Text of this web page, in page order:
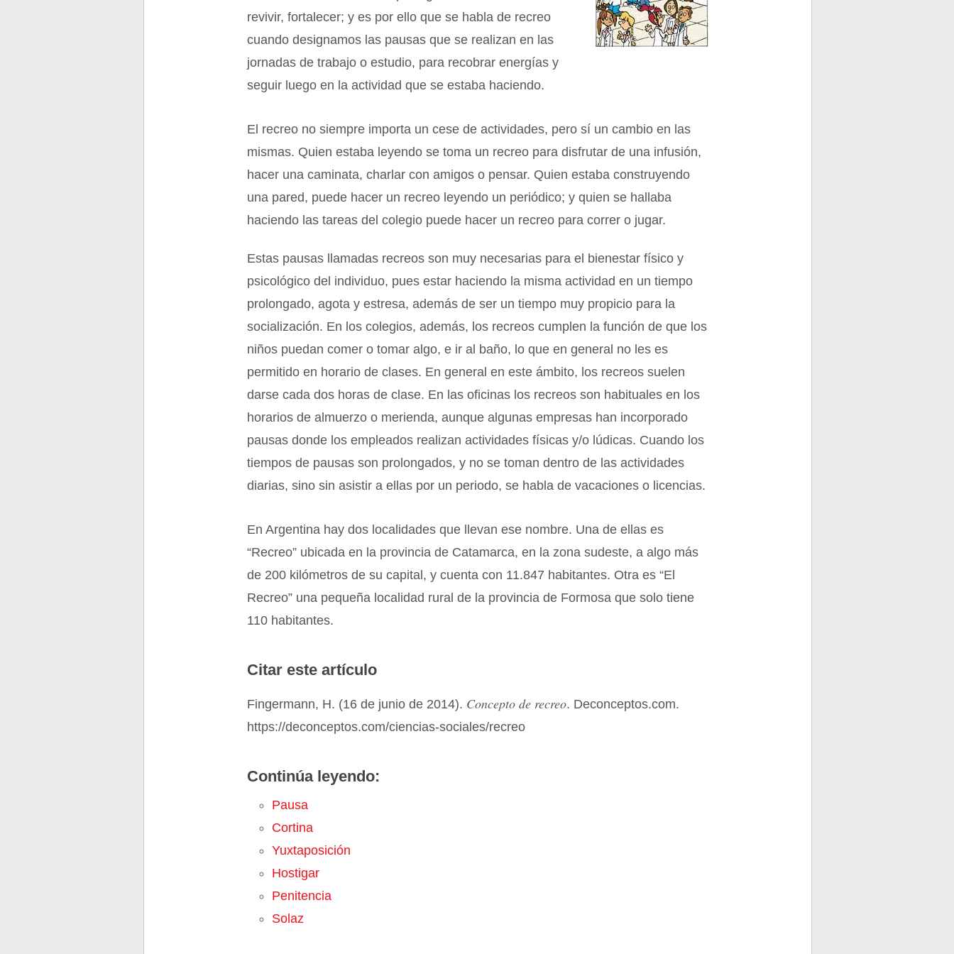
revivir, fortalecer; y es por ello que se habla de recreo
cuando designamos las pausas que se realizan en las
jornadas de trabajo o estudio, para recobrar energías y
seguir luego en la actividad que se estaba haciendo.
El recreo no siempre importa un cese de actividades, pero sí un cambio en las
mismas. Quien estaba leyendo se toma un recreo para disfrutar de una infusión,
hacer una caminata, charlar con amigos o pensar. Quien estaba construyendo
una pared, puede hacer un recreo leyendo un periódico; y quien se hallaba
haciendo las tareas del colegio puede hacer un recreo para correr o jugar.
Estas pausas llamadas recreos son muy necesarias para el bienestar físico y
psicológico del individuo, pues estar haciendo la misma actividad en un tiempo
prolongado, agota y estresa, además de ser un tiempo muy propicio para la
socialización. En los colegios, además, los recreos cumplen la función de que los
niños puedan comer o tomar algo, e ir al baño, lo que en general no les es
permitido en horario de clases. En general en este ámbito, los recreos suelen
darse cada dos horas de clase. En las oficinas los recreos son habituales en los
horarios de almuerzo o merienda, aunque algunas empresas han incorporado
pausas donde los empleados realizan actividades físicas y/o lúdicas. Cuando los
tiempos de pausas son prolongados, y no se toman dentro de las actividades
diarias, sino sin asistir a ellas por un periodo, se habla de vacaciones o licencias.
En Argentina hay dos localidades que llevan ese nombre. Una de ellas es
“Recreo” ubicada en la provincia de Catamarca, en la zona sudeste, a algo más
de 200 kilómetros de su capital, y cuenta con 11.847 habitantes. Otra es “El
Recreo” una pequeña localidad rural de la provincia de Formosa que solo tiene
110 habitantes.
Citar este artículo
Fingermann, H. (16 de junio de 2014). Concepto de recreo. Deconceptos.com.
https://deconceptos.com/ciencias-sociales/recreo
Continúa leyendo:
Pausa
Cortina
Yuxtaposición
Hostigar
Penitencia
Solaz